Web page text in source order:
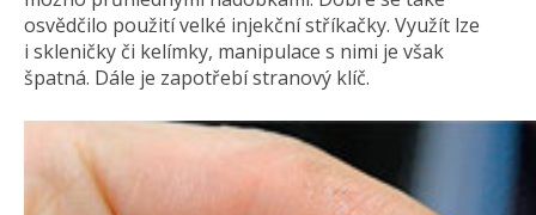
osvědčilo použití velké injekční stříkačky. Využít lze
i skleničky či kelímky, manipulace s nimi je však
špatná. Dále je zapotřebí stranový klíč.